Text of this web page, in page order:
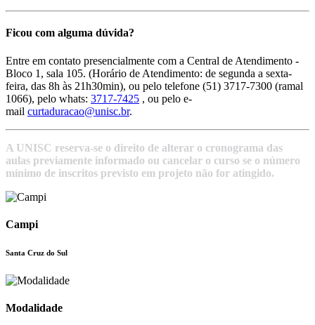
Ficou com alguma dúvida?
Entre em contato presencialmente com a Central de Atendimento -
Bloco 1, sala 105. (Horário de Atendimento: de segunda a sexta-
feira, das 8h às 21h30min), ou pelo telefone (51) 3717-7300 (ramal
1066), pelo whats: 3717-7425 , ou pelo e-
mail curtaduracao@unisc.br.
A UNISC reserva-se o direito de alterar o cronograma das
aulas previamente informado ou cancelar o curso se o número
mínimo de inscritos previsto em projeto não for atingido.
Campi
Santa Cruz do Sul
Modalidade